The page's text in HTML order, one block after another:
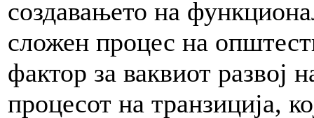
создавањето на
сложен процес на
фактор за ваквиот развој
процесот на транзиција,